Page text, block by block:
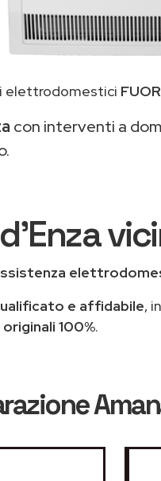
elettrodomestici
con interventi a
e affidabile,
100%.